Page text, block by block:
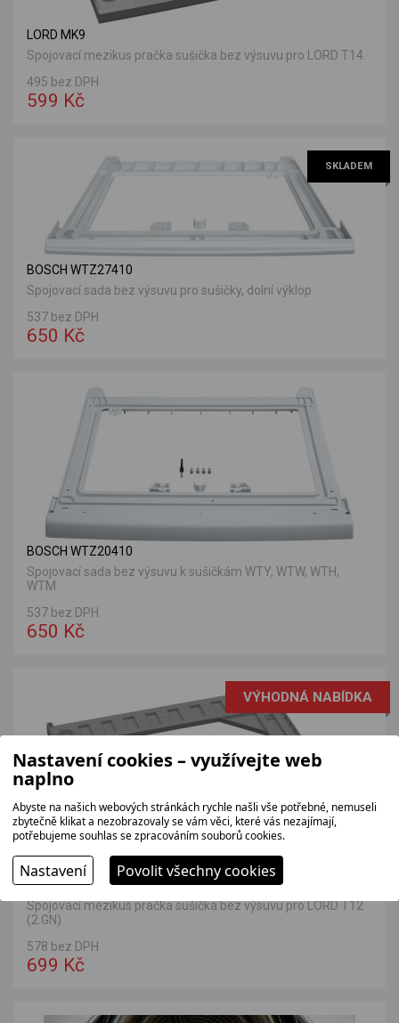
LORD MK9
Spojovací mezikus pračka sušička bez výsuvu pro LORD T14.
495 bez DPH
599 Kč
SKLADEM
BOSCH WTZ27410
Spojovací sada bez výsuvu pro sušičky, dolní výklop
537 bez DPH
650 Kč
BOSCH WTZ20410
Spojovací sada bez výsuvu k sušičkám WTY, WTW, WTH,
WTM.
537 bez DPH
650 Kč
VÝHODNÁ NABÍDKA
LORD MK8
Spojovací mezikus pračka sušička bez výsuvu pro LORD T12
(2.GN)
578 bez DPH
699 Kč
Nastavení cookies – využívejte web
naplno
Abyste na našich webových stránkách rychle našli vše potřebné, nemuseli
zbytečně klikat a nezobrazovaly se vám věci, které vás nezajímají,
potřebujeme souhlas se zpracováním souborů cookies.
Nastavení Povolit všechny cookies